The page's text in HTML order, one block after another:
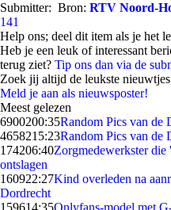
Submitter: Bron: RTV Noord-
141
Help ons; deel dit item als je het
Heb je een leuk of interessant
terug ziet? Tip ons dan via de
Zoek jij altijd de leukste
Meld je aan als nieuwsposter!
Meest gelezen
6900200:35Random Pics van de
4658215:23Random Pics van de
174206:40Zorgmedewerkster die
ontslagen
160922:27Kind overleden na
Dordrecht
159614:35Onlyfans-model met